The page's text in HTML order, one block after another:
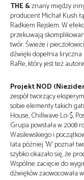
THE &znany między
producent Michał Kush
Radkiem Rejslem. W
przekuwają
twór. Świeże i
dźwięki dopełnia
RaRe, który jest też
Projekt NOD
zespół tworzący
sobie elementy takich
House, Chillwave Lo-$,
Grupa powstała w 2008
Wasilewskiego i
lata później 'W’ poznał
szybko okazało się, że
Wspólne zacięcie do
dźwięków zaowocowała